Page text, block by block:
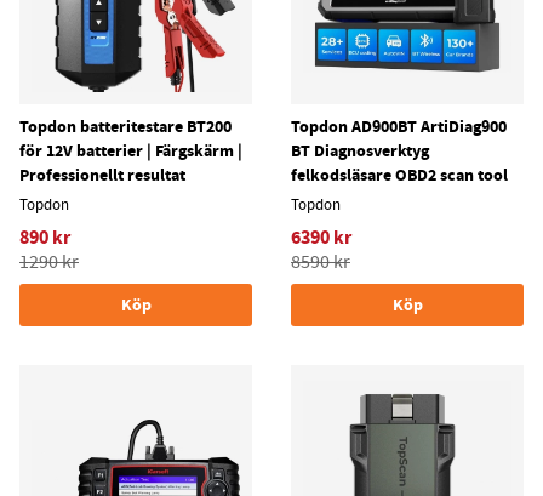
Topdon batteritestare BT200
för 12V batterier | Färgskärm |
Professionellt resultat
Topdon
890 kr
1290 kr
Köp
Topdon AD900BT ArtiDiag900
BT Diagnosverktyg
felkodsläsare OBD2 scan tool
Topdon
6390 kr
8590 kr
Köp